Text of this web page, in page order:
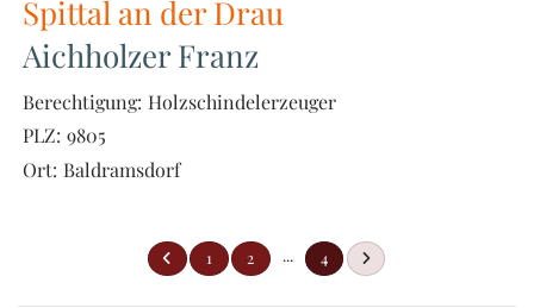
Spittal an der Drau
Aichholzer Franz
Berechtigung: Holzschindelerzeuger
PLZ: 9805
Ort: Baldramsdorf
1 2 ... 4